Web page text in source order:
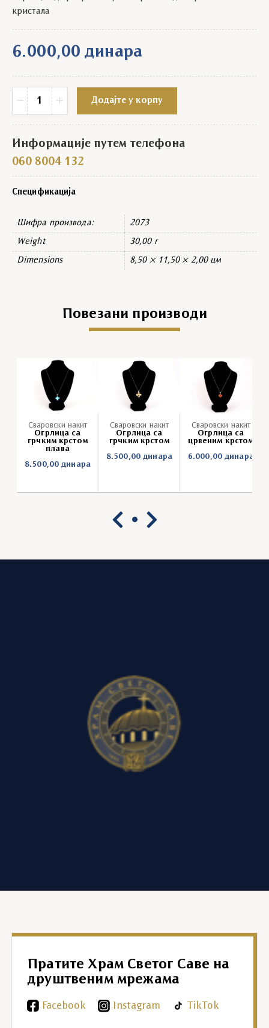
6.000,00динара
кристала
−
Огрлица са жутим крстом quantity
+ Додајте у корпу
Информације путем телефона
060 8004 132
Спецификација
Шифра производа: 2073
Weight 30,00 г
Dimensions 8,50 × 11,50 × 2,00 цм
Повезани производи
Сваровски накит
Огрлица са
грчким крстом
плава
8.500,00динара
Сваровски накит
Огрлица са
грчким крстом
8.500,00динара
Сваровски накит
Огрлица са
црвеним крстом
6.000,00динара
Пратите Храм Светог Саве на
друштвеним мрежама
Facebook Instagram TikTok